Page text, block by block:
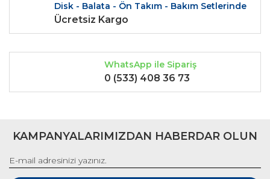
Gönder
Disk - Balata - Ön Takım - Bakım Setlerinde
Ücretsiz Kargo
WhatsApp ile Sipariş
0 (533) 408 36 73
KAMPANYALARIMIZDAN HABERDAR OLUN